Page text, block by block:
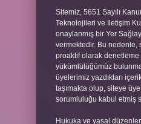
Sitemiz, 5651 Sayılı
Teknolojileri ve İletişim
onaylanmış bir Yer
vermektedir. Bu nedenle,
proaktif olarak denetleme
yükümlülüğümüz
üyelerimiz yazdıkları
taşımakta olup, siteye
sorumluluğu kabul etmiş
Hukuka ve yasal